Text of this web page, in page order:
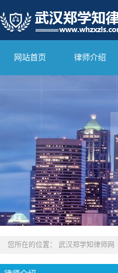
网站首页 律师介绍
您所在的位置： 武汉郑学知律师网